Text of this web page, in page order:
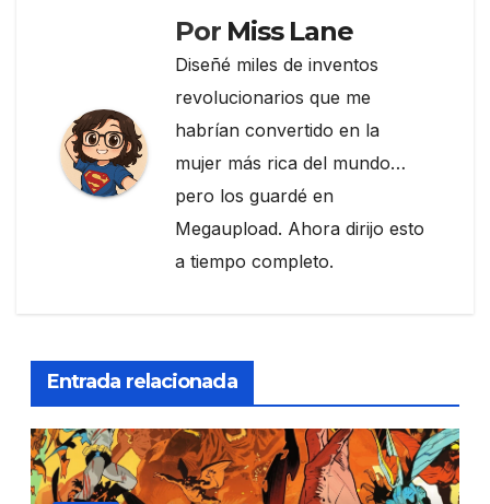
Por Miss Lane
Diseñé miles de inventos
revolucionarios que me
habrían convertido en la
mujer más rica del mundo…
pero los guardé en
Megaupload. Ahora dirijo esto
a tiempo completo.
Entrada relacionada